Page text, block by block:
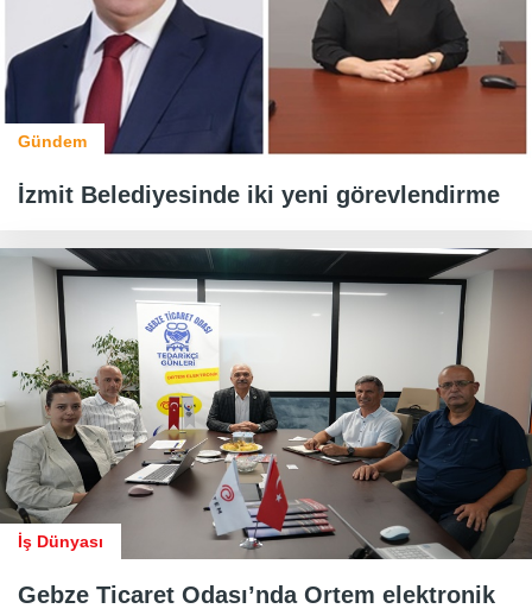
Gündem
İzmit Belediyesinde iki yeni görevlendirme
İş Dünyası
Gebze Ticaret Odası’nda Ortem elektronik